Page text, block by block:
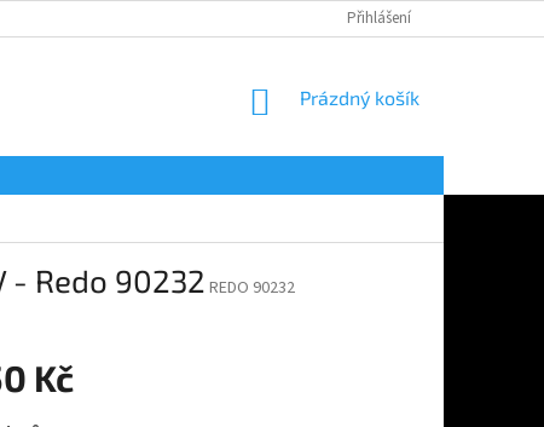
Přihlášení
NÁKUPNÍ
Prázdný košík
- Redo 90232 REDO 90232
Kč